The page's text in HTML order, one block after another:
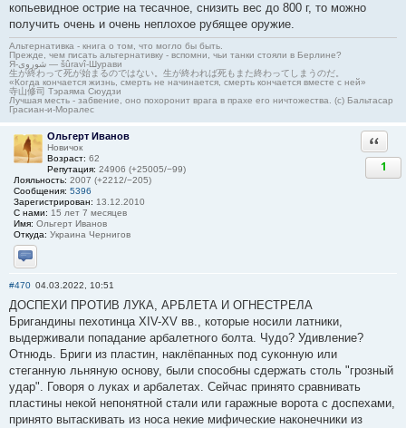
копьевидное острие на тесачное, снизить вес до 800 г, то можно
получить очень и очень неплохое рубящее оружие.
Альтернативка - книга о том, что могло бы быть.
Прежде, чем писать альтернативку - вспомни, чьи танки стояли в Берлине?
Я-شوروی — šûravî-Шурави
生が終わって死が始まるのではない。生が終われば死もまた終わってしまうのだ。
«Когда кончается жизнь, смерть не начинается, смерть кончается вместе с ней»
寺山修司 Тэраяма Сюудзи
Лучшая месть - забвение, оно похоронит врага в прахе его ничтожества. (с) Бальтасар
Грасиан-и-Моралес
Ольгерт Иванов
Новичок
Возраст: 62
Репутация: 24906 (+25005/−99)
Лояльность: 2007 (+2212/−205)
Сообщения: 5396
Зарегистрирован: 13.12.2010
С нами: 15 лет 7 месяцев
Имя: Ольгерт Иванов
Откуда: Украина Чернигов
Отправить личное сообщение
1
#470 04.03.2022, 10:51
ДОСПЕХИ ПРОТИВ ЛУКА, АРБЛЕТА И ОГНЕСТРЕЛА
Бригандины пехотинца XIV-XV вв., которые носили латники,
выдерживали попадание арбалетного болта. Чудо? Удивление?
Отнюдь. Бриги из пластин, наклёпанных под суконную или
стеганную льняную основу, были способны сдержать столь "грозный
удар". Говоря о луках и арбалетах. Сейчас принято сравнивать
пластины некой непонятной стали или гаражные ворота с доспехами,
принято вытаскивать из носа некие мифические наконечники из